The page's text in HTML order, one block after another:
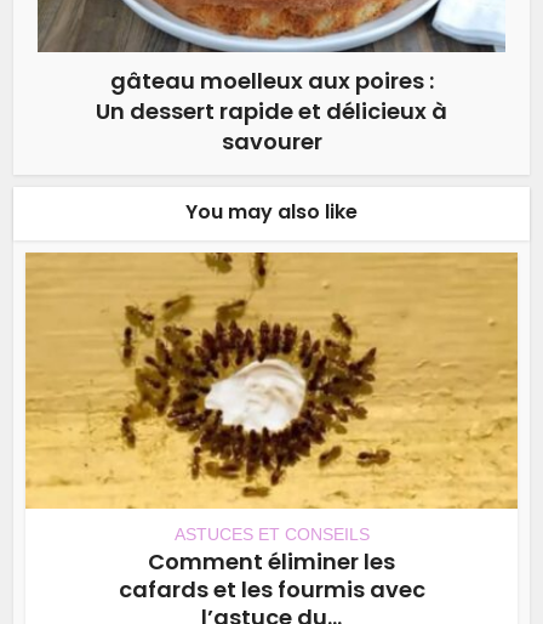
gâteau moelleux aux poires :
Un dessert rapide et délicieux à
savourer
You may also like
ASTUCES ET CONSEILS
Comment éliminer les
cafards et les fourmis avec
l’astuce du...